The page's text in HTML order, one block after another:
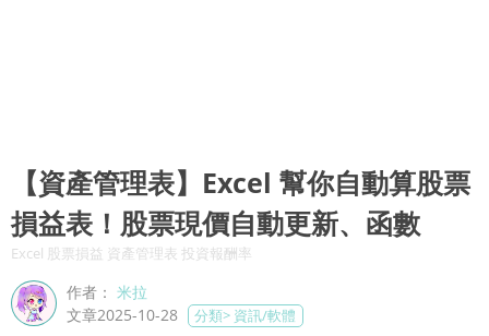
【資產管理表】Excel 幫你自動算股票
損益表！股票現價自動更新、函數
Excel 股票損益 資產管理表 投資報酬率
作者：米拉
文章2025-10-28
分類> 資訊/軟體